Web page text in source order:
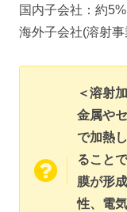
国内子会社：約5%
海外子会社(溶射
＜溶射
金属や
で加熱
ること
膜が形
性、電